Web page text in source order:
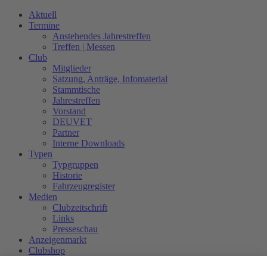
Aktuell
Termine
Anstehendes Jahrestreffen
Treffen | Messen
Club
Mitglieder
Satzung, Anträge, Infomaterial
Stammtische
Jahrestreffen
Vorstand
DEUVET
Partner
Interne Downloads
Typen
Typgruppen
Historie
Fahrzeugregister
Medien
Clubzeitschrift
Links
Presseschau
Anzeigenmarkt
Clubshop